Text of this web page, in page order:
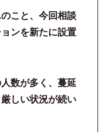
こと、今回相談
ンを新たに設置
数が多く、蔓延
しい状況が続い